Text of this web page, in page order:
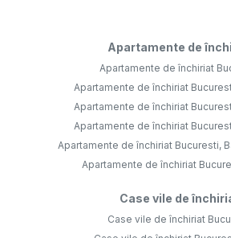
Apartamente de
Apartamente de închiriat
Apartamente de închiriat
Apartamente de închiriat
Apartamente de închiriat
Apartamente de închiriat Bucuresti,
Apartamente de închiriat
Case vile de
Case vile de închiriat